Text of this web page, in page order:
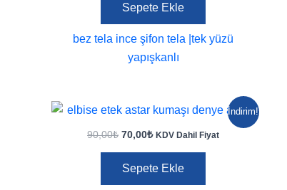
50,00₺.
Sepete Ekle
bez tela ince şifon tela |tek yüzü
yapışkanlı
İndirim!
90,00₺ Orijinal
70,00₺Şu
70,00₺.
KDV Dahil Fiyat
Sepete Ekle